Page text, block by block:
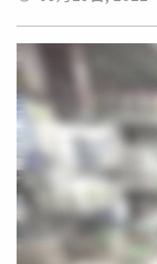
頻繁區，目前台
說，有兩項觀察
一，台灣發生規
年921大地震，目
月以來，台灣地
量釋放不夠，大
地震次數無論是
持續異常變形等
祕書郭陳澔表示
約才30至50年，